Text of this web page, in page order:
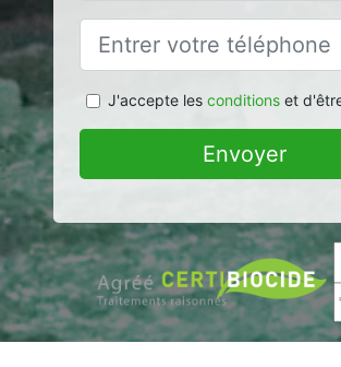
J'accepte les conditionset
Envoyer